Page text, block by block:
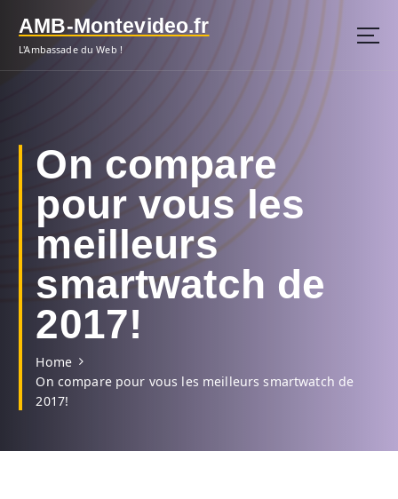
p
AMB-Montevideo.fr
L'Ambassade du Web !
On compare
pour vous les
meilleurs
smartwatch de
2017!
Home
On compare pour vous les meilleurs smartwatch de
2017!